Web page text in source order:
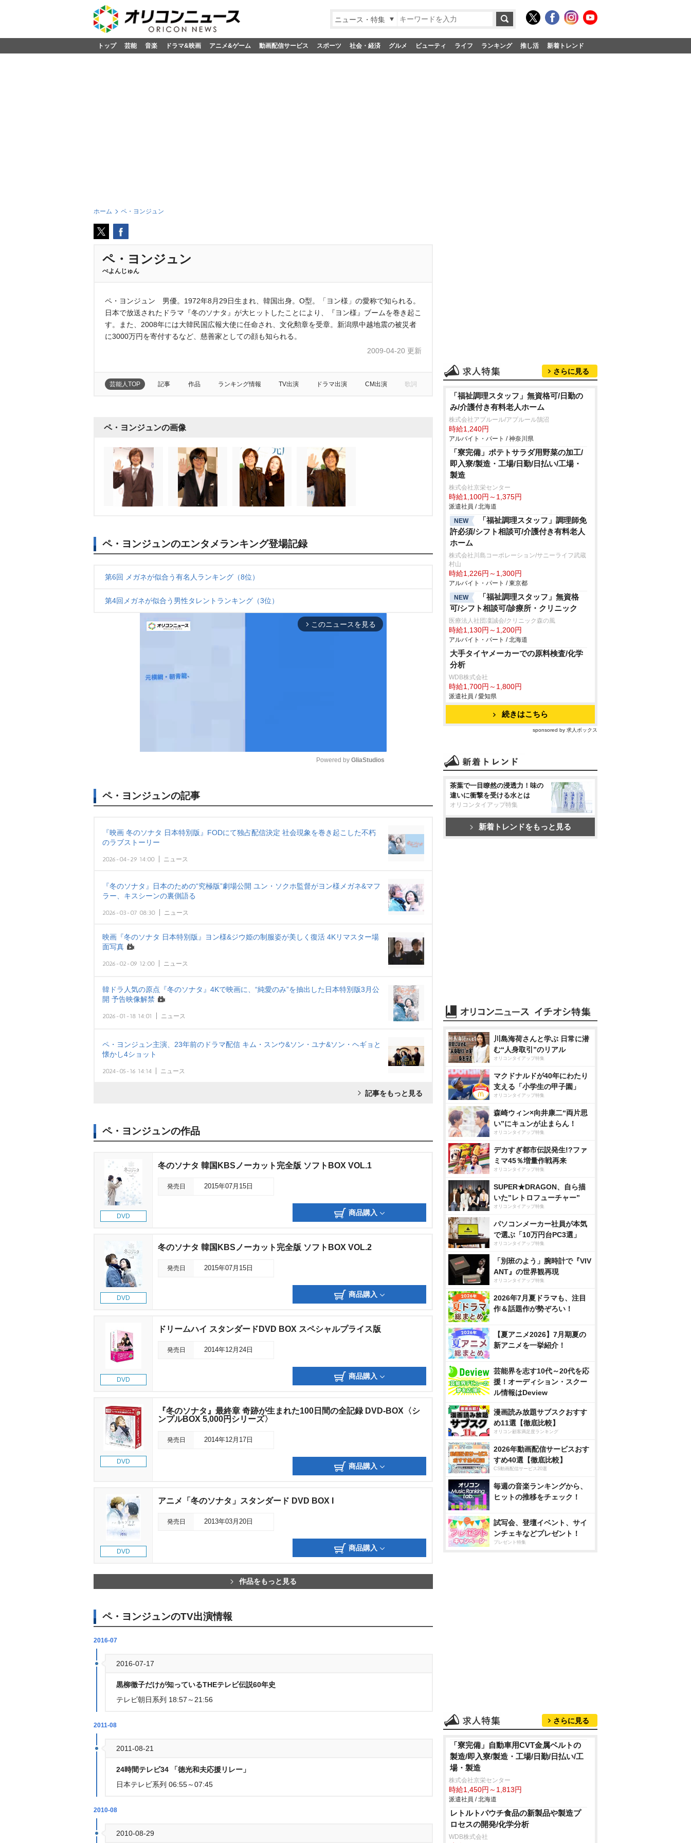
ニュース・特集
トップ 芸能 音楽 ドラマ&映画 アニメ&ゲーム 動画配信サービス スポーツ 社会・経済 グルメ ビューティ ライフ ランキング 推し活 新着トレンド
ホーム ペ・ヨンジュン
ペ・ヨンジュン
ぺよんじゅん
ペ・ヨンジュン 男優。1972年8月29日生まれ、韓国出身。O型。「ヨン様」の愛称で知られる。
日本で放送されたドラマ『冬のソナタ』が大ヒットしたことにより、『ヨン様』ブームを巻き起こ
す。また、2008年には大韓民国広報大使に任命され、文化勲章を受章。新潟県中越地震の被災者
に3000万円を寄付するなど、慈善家としての顔も知られる。
2009-04-20 更新
芸能人TOP 記事 作品 ランキング情報 TV出演 ドラマ出演 CM出演 歌詞
ペ・ヨンジュンの画像
ペ・ヨンジュンのエンタメランキング登場記録
第6回 メガネが似合う有名人ランキング（8位）
第4回メガネが似合う男性タレントランキング（3位）
arrow_forward_ios このニュースを見る
u
e
Powered by GliaStudios
ペ・ヨンジュンの記事
『映画 冬のソナタ 日本特別版』FODにて独占配信決定 社会現象を巻き起こした不朽
のラブストーリー
2026-04-29 14:00 ニュース
『冬のソナタ』日本のための“究極版”劇場公開 ユン・ソクホ監督がヨン様メガネ&マフ
ラー、キスシーンの裏側語る
2026-03-07 08:30 ニュース
映画『冬のソナタ 日本特別版』ヨン様&ジウ姫の制服姿が美しく復活 4Kリマスター場
面写真
2026-02-09 12:00 ニュース
韓ドラ人気の原点『冬のソナタ』4Kで映画に、“純愛のみ”を抽出した日本特別版3月公
開 予告映像解禁
2026-01-18 14:01 ニュース
ペ・ヨンジュン主演、23年前のドラマ配信 キム・スンウ&ソン・ユナ&ソン・ヘギョと
懐かし4ショット
2024-05-16 14:14 ニュース
記事をもっと見る
ペ・ヨンジュンの作品
DVD
冬のソナタ 韓国KBSノーカット完全版 ソフトBOX VOL.1
発売日 2015年07月15日
商品購入
DVD
冬のソナタ 韓国KBSノーカット完全版 ソフトBOX VOL.2
発売日 2015年07月15日
商品購入
DVD
ドリームハイ スタンダードDVD BOX スペシャルプライス版
発売日 2014年12月24日
商品購入
DVD
『冬のソナタ』最終章 奇跡が生まれた100日間の全記録 DVD-BOX〈シ
ンプルBOX 5,000円シリーズ〉
発売日 2014年12月17日
商品購入
DVD
アニメ「冬のソナタ」スタンダード DVD BOX I
発売日 2013年03月20日
商品購入
作品をもっと見る
ペ・ヨンジュンのTV出演情報
2016-07
2016-07-17
黒柳徹子だけが知っているTHEテレビ伝説60年史
テレビ朝日系列 18:57～21:56
2011-08
2011-08-21
24時間テレビ34 「徳光和夫応援リレー」
日本テレビ系列 06:55～07:45
2010-08
2010-08-29
さらに見る
「福祉調理スタッフ」無資格可/日勤の
み/介護付き有料老人ホーム
株式会社アプルール/アプルール鵠沼
時給1,240円
アルバイト・パート / 神奈川県
「寮完備」ポテトサラダ用野菜の加工/
即入寮/製造・工場/日勤/日払い/工場・
製造
株式会社京栄センター
時給1,100円～1,375円
派遣社員 / 北海道
NEW
「福祉調理スタッフ」調理師免
許必須/シフト相談可/介護付き有料老人
ホーム
株式会社川島コーポレーション/サニーライフ武蔵
村山
時給1,226円～1,300円
アルバイト・パート / 東京都
NEW
「福祉調理スタッフ」無資格
可/シフト相談可/診療所・クリニック
医療法人社団凜誠会/クリニック森の風
時給1,130円～1,200円
アルバイト・パート / 北海道
大手タイヤメーカーでの原料検査/化学
分析
WDB株式会社
時給1,700円～1,800円
派遣社員 / 愛知県
続きはこちら
sponsored by 求人ボックス
茶葉で一目瞭然の浸透力！味の
違いに衝撃を受ける水とは
オリコンタイアップ特集
新着トレンドをもっと見る
川島海荷さんと学ぶ 日常に潜
む“人身取引”のリアル
オリコンタイアップ特集
マクドナルドが40年にわたり
支える「小学生の甲子園」
オリコンタイアップ特集
森崎ウィン×向井康二“両片思
い”にキュンが止まらん！
オリコンタイアップ特集
デカすぎ都市伝説発生!?ファ
ミマ45％増量作戦再来
オリコンタイアップ特集
SUPER★DRAGON、自ら描
いた”レトロフューチャー”
オリコンタイアップ特集
パソコンメーカー社員が本気
で選ぶ「10万円台PC3選」
オリコンタイアップ特集
「別班のよう」腕時計で『VIV
ANT』の世界観再現
オリコンタイアップ特集
2026年7月夏ドラマも、注目
作＆話題作が勢ぞろい！
【夏アニメ2026】7月期夏の
新アニメを一挙紹介！
芸能界を志す10代～20代を応
援！オーディション・スクー
ル情報はDeview
漫画読み放題サブスクおすす
め11選【徹底比較】
オリコン顧客満足度ランキング
2026年動画配信サービスおす
すめ40選【徹底比較】
CS動画配信サービス20選
毎週の音楽ランキングから、
ヒットの推移をチェック！
試写会、登壇イベント、サイ
ンチェキなどプレゼント！
プレゼント特集
さらに見る
「寮完備」自動車用CVT金属ベルトの
製造/即入寮/製造・工場/日勤/日払い/工
場・製造
株式会社京栄センター
時給1,450円～1,813円
派遣社員 / 北海道
レトルトパウチ食品の新製品や製造プ
ロセスの開発/化学分析
WDB株式会社